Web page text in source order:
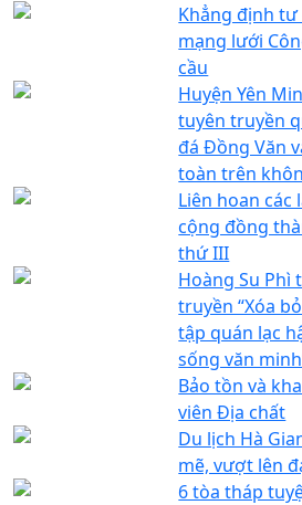
Khẳng định
mạng lưới
cầu
Huyện Yên
tuyên truyền
đá Đồng Văn
toàn trên
Liên hoan các
cộng đồng
thứ III
Hoàng Su Phì
truyền “Xóa
tập quán lạc
sống văn
Bảo tồn và
viên Địa chất
Du lịch Hà
mẽ, vượt lên
6 tòa tháp